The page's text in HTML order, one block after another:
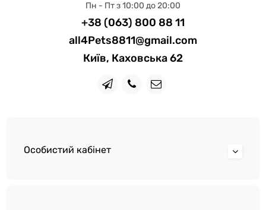
Пн - Пт з 10:00 до 20:00
+38 (063) 800 88 11
all4Pets8811@gmail.com
Київ, Каховська 62
Особистий кабінет